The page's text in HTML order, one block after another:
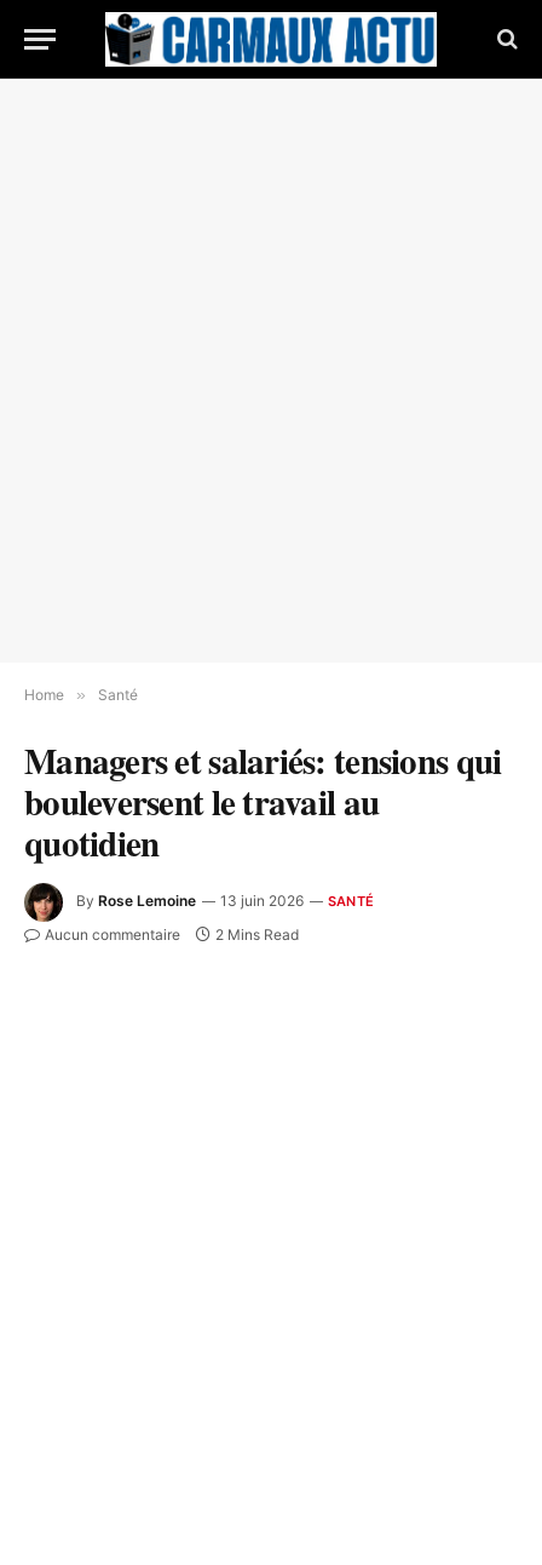
Home » Santé
Managers et salariés: tensions qui
bouleversent le travail au
quotidien
By Rose Lemoine 13 juin 2026 SANTÉ
Aucun commentaire 2 Mins Read